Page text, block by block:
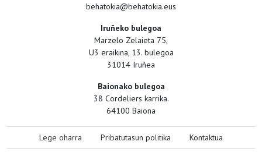
behatokia@behatokia.eus
Iruñeko bulegoa
Marzelo Zelaieta 75,
U3 eraikina, 13. bulegoa
31014 Iruñea
Baionako bulegoa
38 Cordeliers karrika.
64100 Baiona
Lege oharra Pribatutasun politika Kontaktua